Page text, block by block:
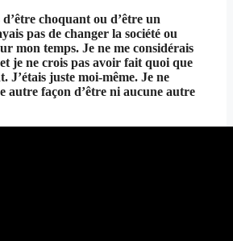
d’être choquant ou d’être un
pas de changer la société ou
mon temps. Je ne me considérais
je ne crois pas avoir fait quoi que
J’étais juste moi-même. Je ne
autre façon d’être ni aucune autre